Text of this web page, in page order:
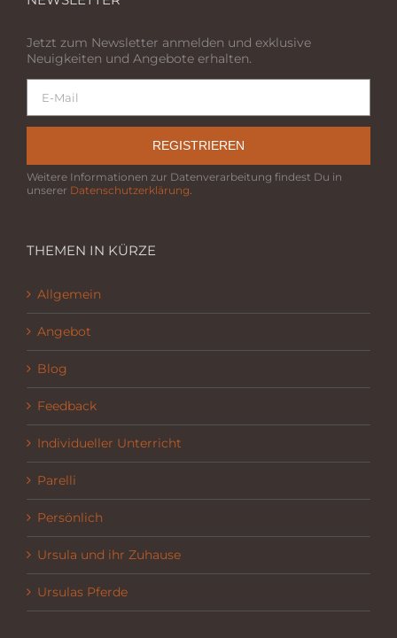
Jetzt zum Newsletter anmelden und exklusive
Neuigkeiten und Angebote erhalten.
REGISTRIEREN
Weitere Informationen zur Datenverarbeitung findest Du in
unserer Datenschutzerklärung.
THEMEN IN KÜRZE
Allgemein
Angebot
Blog
Feedback
Individueller Unterricht
Parelli
Persönlich
Ursula und ihr Zuhause
Ursulas Pferde